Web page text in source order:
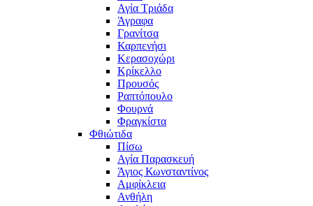
Αγία Τριάδα
Άγραφα
Γρανίτσα
Καρπενήσι
Κερασοχώρι
Κρίκελλο
Προυσός
Ραπτόπουλο
Φουρνά
Φραγκίστα
Φθιώτιδα
Πίσω
Αγία Παρασκευή
Άγιος Κωνσταντίνος
Αμφίκλεια
Ανθήλη